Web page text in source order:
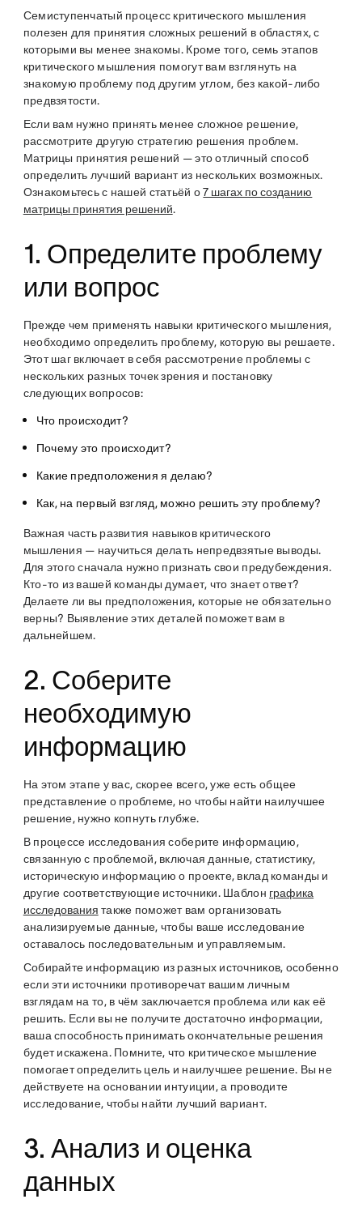
Семиступенчатый процесс критического мышления
полезен для принятия сложных решений в областях, с
которыми вы менее знакомы. Кроме того, семь этапов
критического мышления помогут вам взглянуть на
знакомую проблему под другим углом, без какой-либо
предвзятости.
Если вам нужно принять менее сложное решение,
рассмотрите другую стратегию решения проблем.
Матрицы принятия решений — это отличный способ
определить лучший вариант из нескольких возможных.
Ознакомьтесь с нашей статьёй о7 шагах по созданию
матрицы принятия решений.
1. Определите проблему
или вопрос
Прежде чем применять навыки критического мышления,
необходимо определить проблему, которую вы решаете.
Этот шаг включает в себя рассмотрение проблемы с
нескольких разных точек зрения и постановку
следующих вопросов:
Что происходит?
Почему это происходит?
Какие предположения я делаю?
Как, на первый взгляд, можно решить эту проблему?
Важная часть развития навыков критического
мышления — научиться делать непредвзятые выводы.
Для этого сначала нужно признать свои предубеждения.
Кто-то из вашей команды думает, что знает ответ?
Делаете ли вы предположения, которые не обязательно
верны? Выявление этих деталей поможет вам в
дальнейшем.
2. Соберите
необходимую
информацию
На этом этапе у вас, скорее всего, уже есть общее
представление о проблеме, но чтобы найти наилучшее
решение, нужно копнуть глубже.
В процессе исследования соберите информацию,
связанную с проблемой, включая данные, статистику,
историческую информацию о проекте, вклад команды и
другие соответствующие источники. Шаблон графика
исследования также поможет вам организовать
анализируемые данные, чтобы ваше исследование
оставалось последовательным и управляемым.
Собирайте информацию из разных источников, особенно
если эти источники противоречат вашим личным
взглядам на то, в чём заключается проблема или как её
решить. Если вы не получите достаточно информации,
ваша способность принимать окончательные решения
будет искажена. Помните, что критическое мышление
помогает определить цель и наилучшее решение. Вы не
действуете на основании интуиции, а проводите
исследование, чтобы найти лучший вариант.
3. Анализ и оценка
данных